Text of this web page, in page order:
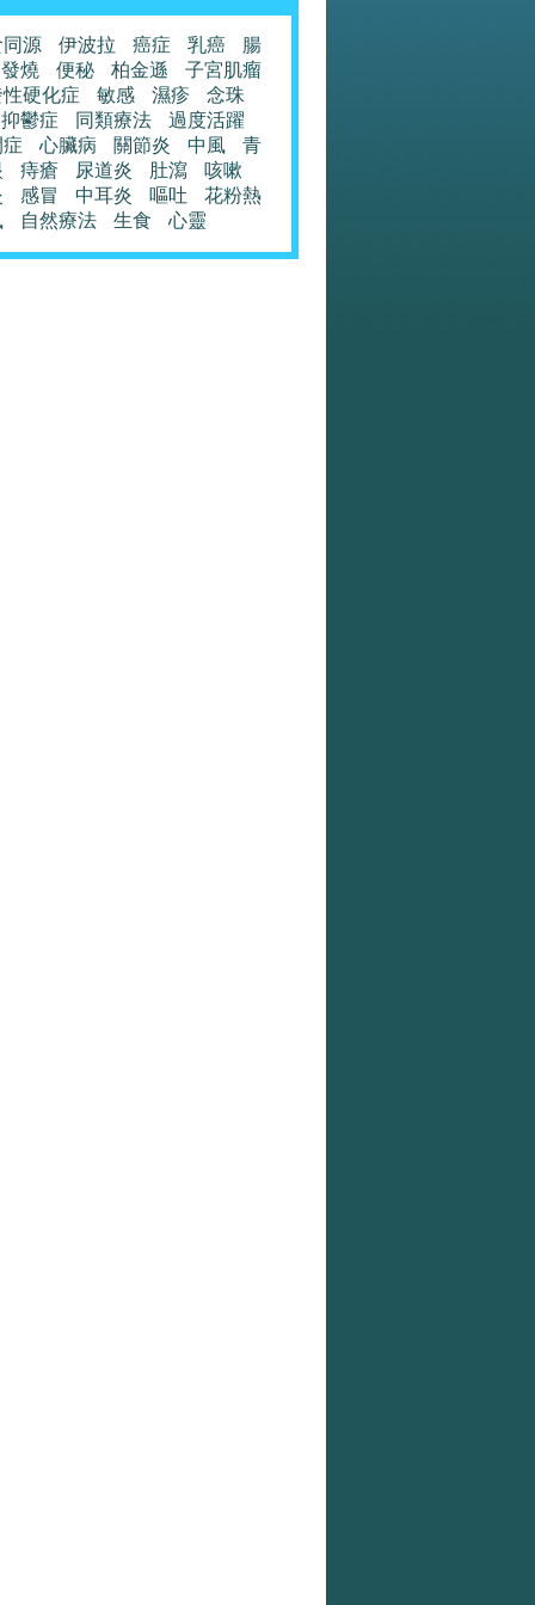
源 伊波拉 癌症 乳癌
腸
發燒
便秘 柏金遜
子宮肌瘤
硬化症
敏感 濕疹
念珠
抑鬱症
同類療法
過度活躍
心臟病 關節炎 中風
青
痔瘡 尿道炎 肚瀉
咳嗽
感冒 中耳炎 嘔吐
花粉熱
自然療法 生食 心靈